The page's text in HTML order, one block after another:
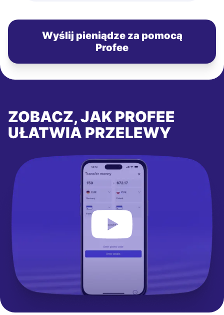
Wyślij pieniądze za pomocą
Profee
ZOBACZ, JAK PROFEE
UŁATWIA PRZELEWY